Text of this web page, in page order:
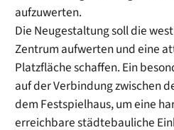
aufzuwerten.
Die Neugestaltung soll die
Zentrum aufwerten und eine
Platzfläche schaffen. Ein
auf der Verbindung zwischen
dem Festspielhaus, um eine
erreichbare städtebauliche